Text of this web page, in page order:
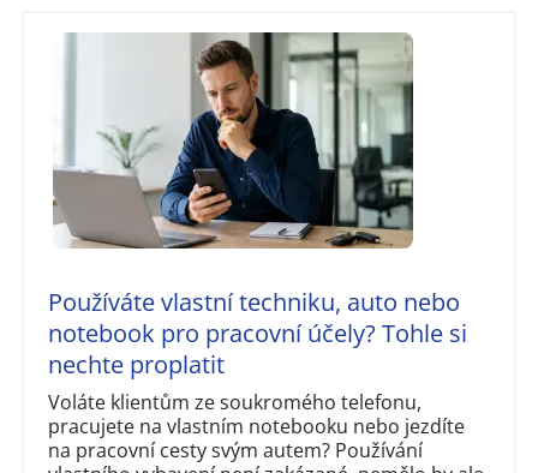
Používáte vlastní techniku, auto nebo
notebook pro pracovní účely? Tohle si
nechte proplatit
Voláte klientům ze soukromého telefonu,
pracujete na vlastním notebooku nebo jezdíte
na pracovní cesty svým autem? Používání